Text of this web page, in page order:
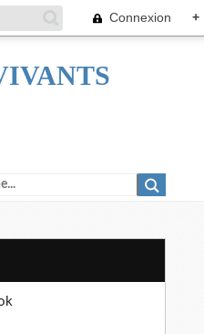
Connexion +